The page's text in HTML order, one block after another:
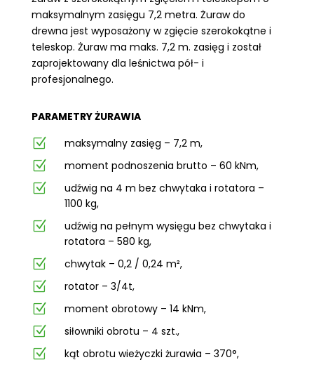
maksymalnym zasięgu 7,2 metra. Żuraw do
drewna jest wyposażony w zgięcie szerokokątne i
teleskop. Żuraw ma maks. 7,2 m. zasięg i został
zaprojektowany dla leśnictwa pół- i
profesjonalnego.
PARAMETRY ŻURAWIA
Z maksymalny zasięg – 7,2 m,
Z moment podnoszenia brutto – 60 kNm,
Z
udźwig na 4 m bez chwytaka i rotatora –
1100 kg,
Z
udźwig na pełnym wysięgu bez chwytaka i
rotatora – 580 kg,
Z chwytak – 0,2 / 0,24 m²,
Z rotator – 3/4t,
Z moment obrotowy – 14 kNm,
Z siłowniki obrotu – 4 szt.,
Z kąt obrotu wieżyczki żurawia – 370°,